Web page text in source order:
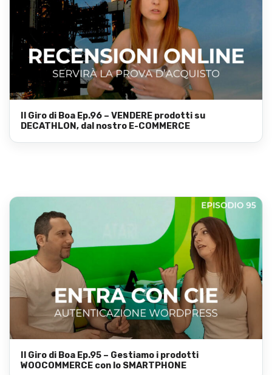
Il Giro di Boa Ep.96 – VENDERE prodotti su
DECATHLON, dal nostro E-COMMERCE
Il Giro di Boa Ep.95 – Gestiamo i prodotti
WOOCOMMERCE con lo SMARTPHONE